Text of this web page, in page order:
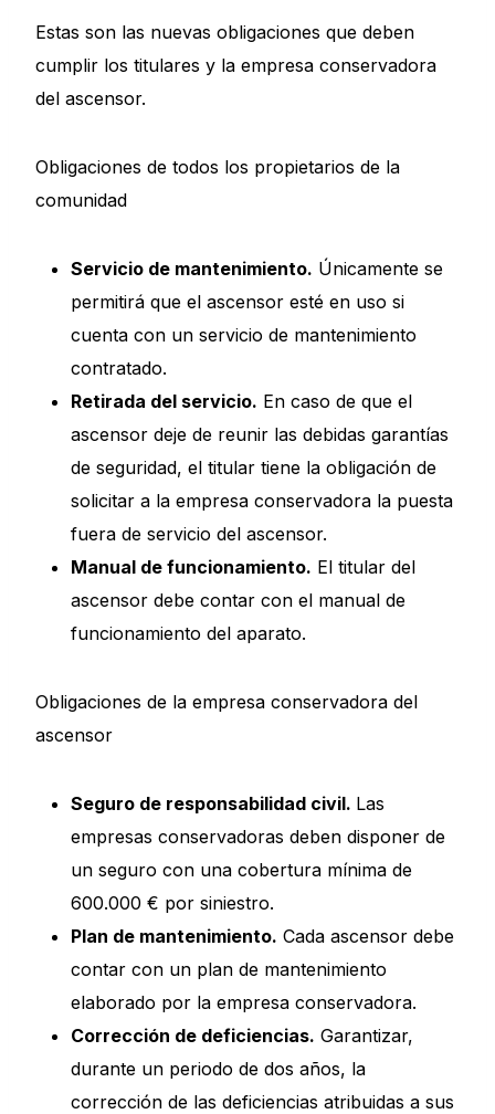
Estas son las nuevas obligaciones que deben
cumplir los titulares y la empresa conservadora
del ascensor.
Obligaciones de todos los propietarios de la
comunidad
Servicio de mantenimiento. Únicamente se
permitirá que el ascensor esté en uso si
cuenta con un servicio de mantenimiento
contratado.
Retirada del servicio. En caso de que el
ascensor deje de reunir las debidas garantías
de seguridad, el titular tiene la obligación de
solicitar a la empresa conservadora la puesta
fuera de servicio del ascensor.
Manual de funcionamiento. El titular del
ascensor debe contar con el manual de
funcionamiento del aparato.
Obligaciones de la empresa conservadora del
ascensor
Seguro de responsabilidad civil. Las
empresas conservadoras deben disponer de
un seguro con una cobertura mínima de
600.000 € por siniestro.
Plan de mantenimiento. Cada ascensor debe
contar con un plan de mantenimiento
elaborado por la empresa conservadora.
Corrección de deficiencias. Garantizar,
durante un periodo de dos años, la
corrección de las deficiencias atribuidas a sus